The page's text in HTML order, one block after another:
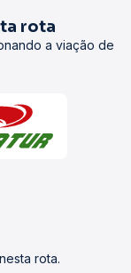
rota
a viação de
rota.